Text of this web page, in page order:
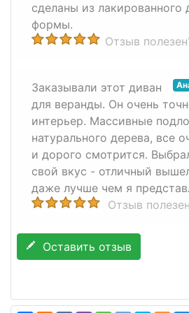
сделаны из лакированного
формы.
Отзыв
Заказывали этот диван
для веранды. Он очень
интерьер. Массивные
натурального дерева, все
и дорого смотрится.
свой вкус - отличный
даже лучше чем я
Отзыв
Оставить отзыв